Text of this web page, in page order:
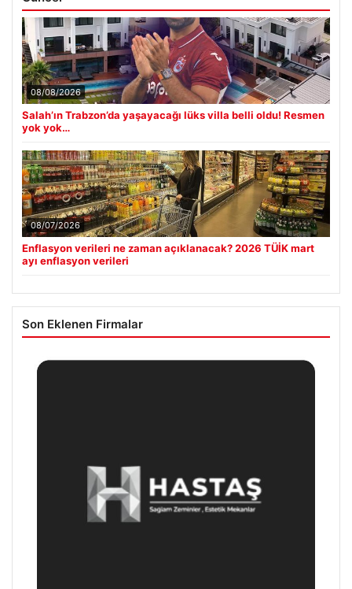
08/08/2026
Salah’ın Trabzon’da yaşayacağı lüks villa belli oldu! Resmen
yok yok…
08/07/2026
Enflasyon verileri ne zaman açıklanacak? 2026 TÜİK mart
ayı enflasyon verileri
Son Eklenen Firmalar